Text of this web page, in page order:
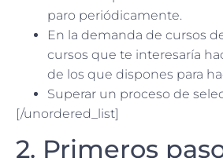
paro periódicamente.
En la demanda de cursos
cursos que te interesaría
de los que dispones para
Superar un proceso de
[/unordered_list]
2. Primeros